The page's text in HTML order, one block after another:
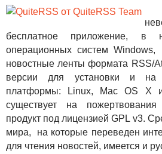
бесплатное приложение, в
операционных систем
новостные ленты формата RSS/
версии для установки и на
платформы: Linux, Mac OS X
существует на пожертвования
продукт под лицензией GPL v3.
мира, на которые переведен
для чтения новостей, имеется и